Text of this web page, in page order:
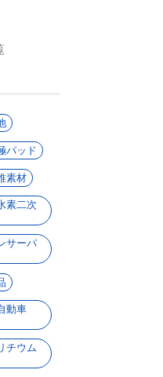
パッド
素材
素二次
サーパ
動車
チウム